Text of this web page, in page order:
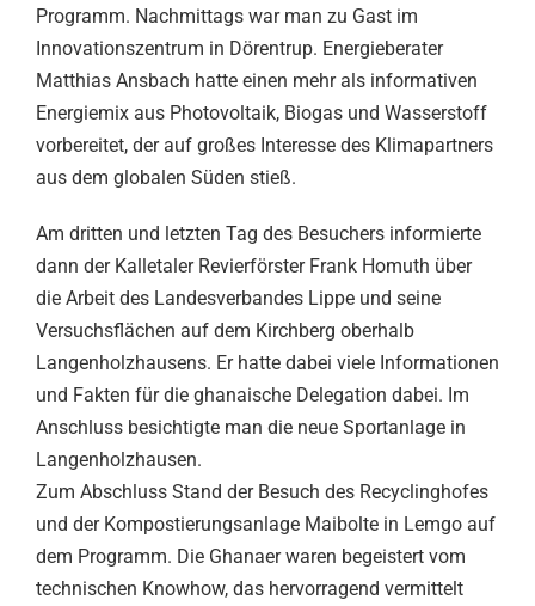
Programm. Nachmittags war man zu Gast im
Innovationszentrum in Dörentrup. Energieberater
Matthias Ansbach hatte einen mehr als informativen
Energiemix aus Photovoltaik, Biogas und Wasserstoff
vorbereitet, der auf großes Interesse des Klimapartners
aus dem globalen Süden stieß.
Am dritten und letzten Tag des Besuchers informierte
dann der Kalletaler Revierförster Frank Homuth über
die Arbeit des Landesverbandes Lippe und seine
Versuchsflächen auf dem Kirchberg oberhalb
Langenholzhausens. Er hatte dabei viele Informationen
und Fakten für die ghanaische Delegation dabei. Im
Anschluss besichtigte man die neue Sportanlage in
Langenholzhausen.
Zum Abschluss Stand der Besuch des Recyclinghofes
und der Kompostierungsanlage Maibolte in Lemgo auf
dem Programm. Die Ghanaer waren begeistert vom
technischen Knowhow, das hervorragend vermittelt